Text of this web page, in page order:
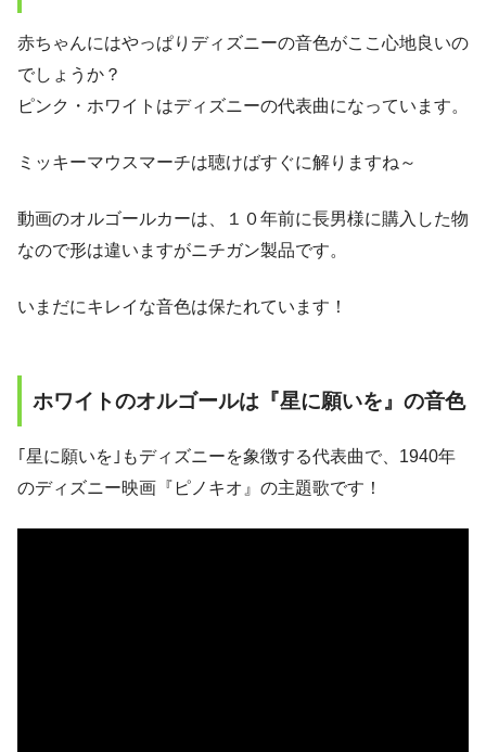
赤ちゃんにはやっぱりディズニーの音色がここ心地良いの
でしょうか？
ピンク・ホワイトはディズニーの代表曲になっています。
ミッキーマウスマーチは聴けばすぐに解りますね～
動画のオルゴールカーは、１０年前に長男様に購入した物
なので形は違いますがニチガン製品です。
いまだにキレイな音色は保たれています！
ホワイトのオルゴールは『星に願いを』の音色
｢星に願いを｣もディズニーを象徴する代表曲で、1940年
のディズニー映画『ピノキオ』の主題歌です！